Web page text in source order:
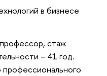
в бизнесе
стаж
– 41 год.